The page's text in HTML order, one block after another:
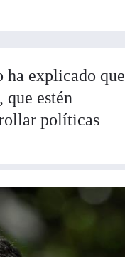
ha explicado que
estén
políticas